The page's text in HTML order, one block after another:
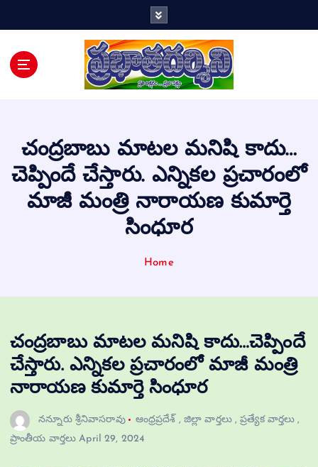
చంద్ర‌బాబు మాట‌ల మ‌నిషి కాదు…
చెప్పిందే చేస్తారు. ఎన్నిక‌ల ప్ర‌చారంలో
మాజీ మంత్రి నారాయ‌ణ కుమార్తె
సింధూర
Home
చంద్ర‌బాబు మాట‌ల మ‌నిషి కాదు…చెప్పిందే
చేస్తారు. ఎన్నిక‌ల ప్ర‌చారంలో మాజీ మంత్రి
నారాయ‌ణ కుమార్తె సింధూర
నన్నూరు శ్రీనివాసరావు ఆంధ్రప్రదేశ్ , జిల్లా వార్తలు,ప్రత్యేక వార్తలు ,
ప్రాంతీయ వార్తలు April 29, 2024